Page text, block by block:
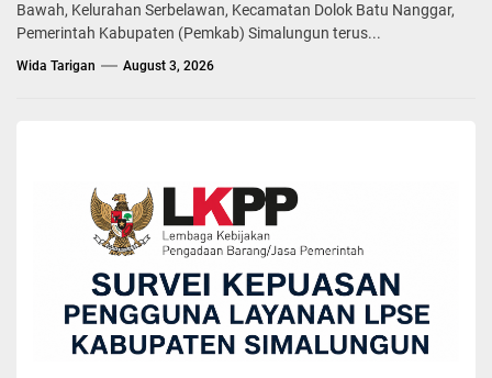
Bawah, Kelurahan Serbelawan, Kecamatan Dolok Batu Nanggar,
Pemerintah Kabupaten (Pemkab) Simalungun terus...
Wida Tarigan August 3, 2026
Bupati Simalungun Bersama Wakil Bupati
Hadiri Pisah Sambut Kapolres Simalungun,
Sinergitas Unsur Pemerintah Dan Polri
Diharapkan Semakin Kuat
Yosua Saragih March 26, 2025